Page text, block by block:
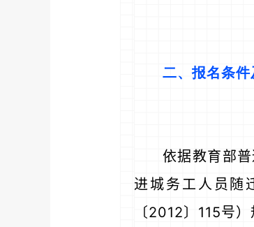
二、报名条
依据教育部
进城务工人员随
〔2012〕115号